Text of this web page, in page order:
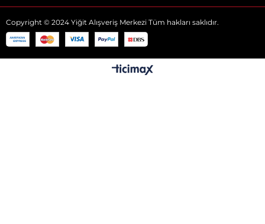
Copyright © 2024 Yiğit Alışveriş Merkezi Tüm hakları saklıdır.